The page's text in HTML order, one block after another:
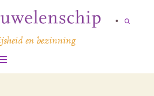
en bezinning